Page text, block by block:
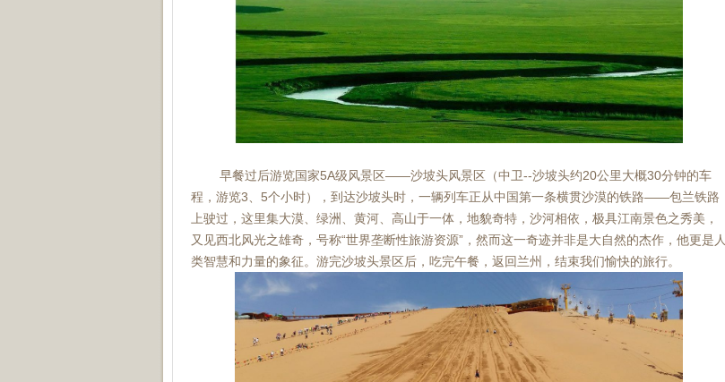
早餐过后游览国家5A级风景区——沙坡头风景区（中卫--沙坡头约20公里大概30分钟的车
程，游览3、5个小时），到达沙坡头时，一辆列车正从中国第一条横贯沙漠的铁路——包兰铁路
上驶过，这里集大漠、绿洲、黄河、高山于一体，地貌奇特，沙河相依，极具江南景色之秀美，
又见西北风光之雄奇，号称“世界垄断性旅游资源”，然而这一奇迹并非是大自然的杰作，他更是人
类智慧和力量的象征。游完沙坡头景区后，吃完午餐，返回兰州，结束我们愉快的旅行。